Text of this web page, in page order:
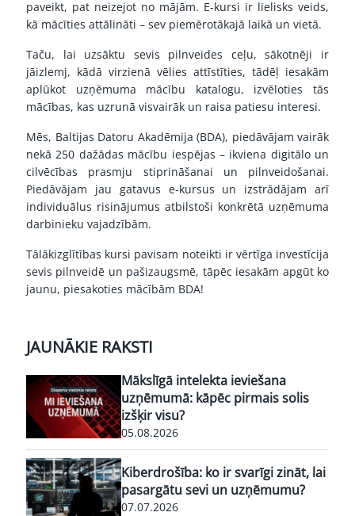
paveikt, pat neizejot no mājām. E-kursi ir lielisks veids,
kā mācīties attālināti – sev piemērotākajā laikā un vietā.
Taču, lai uzsāktu sevis pilnveides ceļu, sākotnēji ir
jāizlemj, kādā virzienā vēlies attīstīties, tādēļ iesakām
aplūkot uzņēmuma mācību katalogu, izvēloties tās
mācības, kas uzrunā visvairāk un raisa patiesu interesi.
Mēs, Baltijas Datoru Akadēmija (BDA), piedāvājam vairāk
nekā 250 dažādas mācību iespējas – ikviena digitālo un
cilvēcības prasmju stiprināšanai un pilnveidošanai.
Piedāvājam jau gatavus e-kursus un izstrādājam arī
individuālus risinājumus atbilstoši konkrētā uzņēmuma
darbinieku vajadzībām.
Tālākizglītības kursi pavisam noteikti ir vērtīga investīcija
sevis pilnveidē un pašizaugsmē, tāpēc iesakām apgūt ko
jaunu, piesakoties mācībām BDA!
JAUNĀKIE RAKSTI
Mākslīgā intelekta ieviešana
uzņēmumā: kāpēc pirmais solis
izšķir visu?
05.08.2026
Kiberdrošība: ko ir svarīgi zināt, lai
pasargātu sevi un uzņēmumu?
07.07.2026